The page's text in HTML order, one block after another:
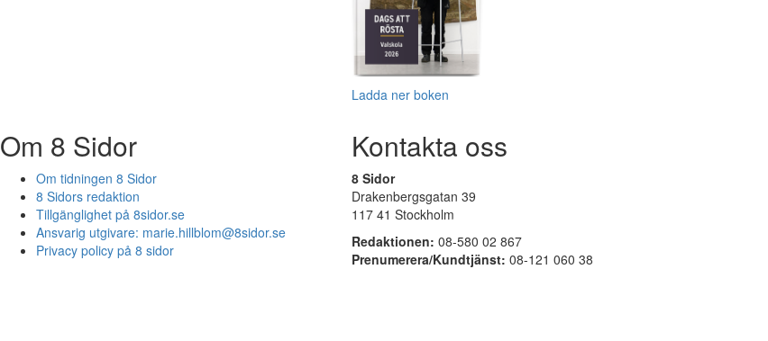
Ladda ner boken
Om 8 Sidor
Om tidningen 8 Sidor
8 Sidors redaktion
Tillgänglighet på 8sidor.se
Ansvarig utgivare: marie.hillblom@8sidor.se
Privacy policy på 8 sidor
Kontakta oss
8 Sidor
Drakenbergsgatan 39
117 41 Stockholm
Redaktionen: 08-580 02 867
Prenumerera/Kundtjänst: 08-121 060 38